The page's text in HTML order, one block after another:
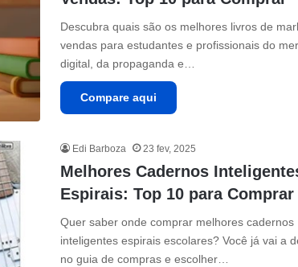
Descubra quais são os melhores livros de
vendas para estudantes e profissionais do
digital, da propaganda e…
Compare aqui
Edi Barboza 23 fev, 2025
Melhores Cadernos
Espirais: Top 10 para Comprar
Quer saber onde comprar melhores cadernos
inteligentes espirais escolares? Você já vai a
no guia de compras e escolher…